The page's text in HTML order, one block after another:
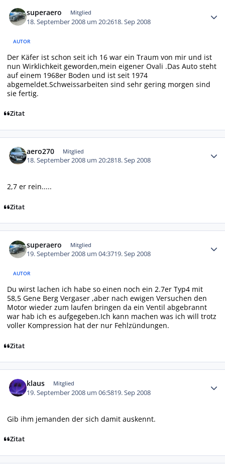
superaero Mitglied
18. September 2008 um 20:2618. Sep 2008
AUTOR
Der Käfer ist schon seit ich 16 war ein Traum von mir und ist
nun Wirklichkeit geworden,mein eigener Ovali .Das Auto steht
auf einem 1968er Boden und ist seit 1974
abgemeldet.Schweissarbeiten sind sehr gering morgen sind
sie fertig.
Zitat
aero270 Mitglied
18. September 2008 um 20:2818. Sep 2008
2,7 er rein.....
Zitat
superaero Mitglied
19. September 2008 um 04:3719. Sep 2008
AUTOR
Du wirst lachen ich habe so einen noch ein 2.7er Typ4 mit
58,5 Gene Berg Vergaser ,aber nach ewigen Versuchen den
Motor wieder zum laufen bringen da ein Ventil abgebrannt
war hab ich es aufgegeben.Ich kann machen was ich will trotz
voller Kompression hat der nur Fehlzündungen.
Zitat
klaus Mitglied
19. September 2008 um 06:5819. Sep 2008
Gib ihm jemanden der sich damit auskennt.
Zitat